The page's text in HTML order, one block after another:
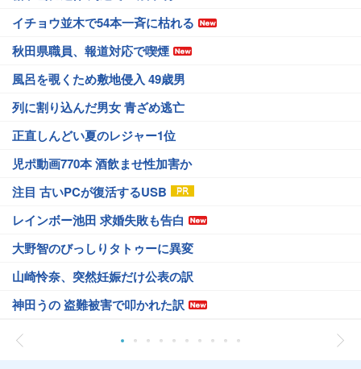
イチョウ並木で54本一斉に枯れる
秋田県職員、報道対応で喫煙
風呂を覗くため敷地侵入 49歳男
列に割り込んだ男女 青ざめ逃亡
正直しんどい夏のレジャー1位
児ポ動画770本 酒飲ませ性加害か
注目 古いPCが復活するUSB
レインボー池田 求婚失敗も告白
大野智のびっしりタトゥーに異変
山崎怜奈、突然妊娠だけ公表の訳
神田うの 盗難被害で叩かれた訳